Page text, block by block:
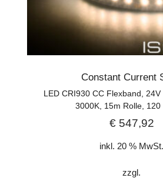
Constant Current
LED CRI930 CC Flexband, 24V
3000K, 15m Rolle, 120
€547,92
inkl. 20 % MwSt.
zzgl.